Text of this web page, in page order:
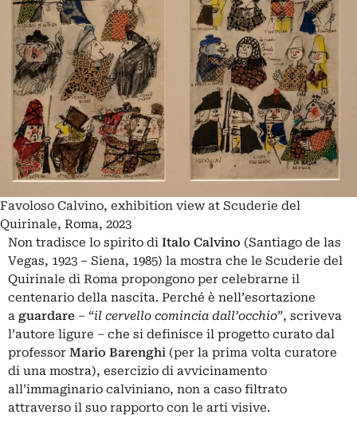
Favoloso Calvino, exhibition view at Scuderie del
Quirinale, Roma, 2023
Non tradisce lo spirito di Italo Calvino (Santiago de las
Vegas, 1923 – Siena, 1985) la mostra che le Scuderie del
Quirinale di Roma propongono per celebrarne il
centenario della nascita. Perché è nell’esortazione
a guardare – “il cervello comincia dall’occhio”, scriveva
l’autore ligure – che si definisce il progetto curato dal
professor Mario Barenghi (per la prima volta curatore
di una mostra), esercizio di avvicinamento
all’immaginario calviniano, non a caso filtrato
attraverso il suo rapporto con le arti visive.